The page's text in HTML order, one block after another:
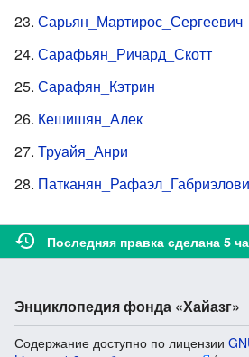
Сарьян_Мартирос_Сергеевич
Сарафьян_Ричард_Скотт
Сарафян_Кэтрин
Кешишян_Алек
Труайя_Анри
Последняя правка сделана 5
Энциклопедия фонда «Хайазг»
Содержание доступно по лицензии